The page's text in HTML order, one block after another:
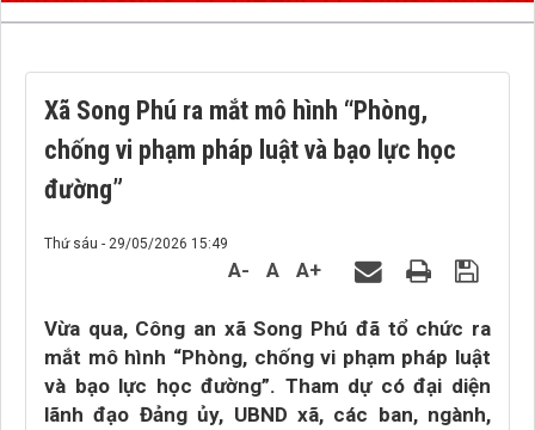
Xã Song Phú ra mắt mô hình “Phòng,
chống vi phạm pháp luật và bạo lực học
đường”
Thứ sáu - 29/05/2026 15:49
A- A A+
Vừa qua, Công an xã Song Phú đã tổ chức ra
mắt mô hình “Phòng, chống vi phạm pháp luật
và bạo lực học đường”. Tham dự có đại diện
lãnh đạo Đảng ủy, UBND xã, các ban, ngành,